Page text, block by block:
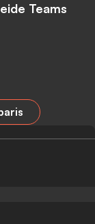
Teams